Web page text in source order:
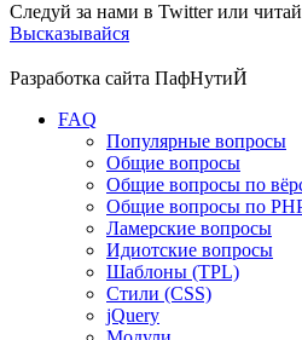
Следуй за нами в Twitterили читай
Высказывайся
Разработка сайта ПафНутиЙ
FAQ
Популярные вопросы
Общие вопросы
Общие вопросы по
Общие вопросы по
Ламерские вопросы
Идиотские вопросы
Шаблоны (TPL)
Стили (CSS)
jQuery